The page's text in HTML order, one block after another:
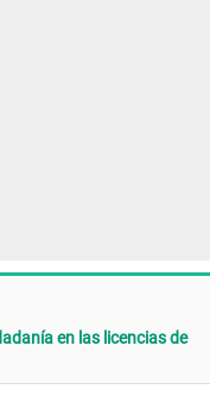
en las licencias de